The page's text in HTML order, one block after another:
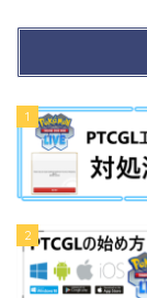
1
2